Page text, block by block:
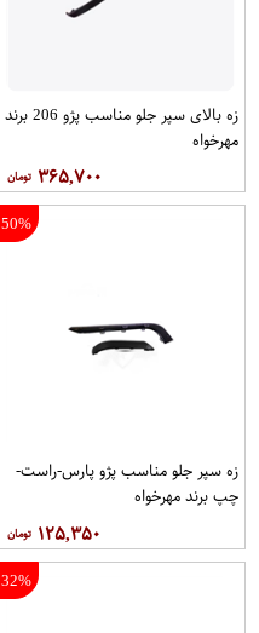
زه بالای سپر جلو مناسب پژو 206 برند
مهرخواه
۳۶۵,۷۰۰
50%
زه سپر جلو مناسب پژو پارس-راست-
چپ برند مهرخواه
۱۲۵,۳۵۰
32%